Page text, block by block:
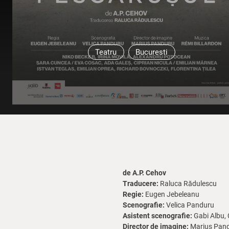
Teatru Bucuresti
de A.P. Cehov
Traducere: Raluca Rădulescu
Regie: Eugen Jebeleanu
Scenografie: Velica Panduru
Asistent scenografie: Gabi Albu,
Director de imagine: Marius